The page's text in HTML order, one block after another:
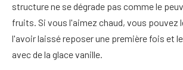
structure ne se dégrade pas comme le
fruits. Si vous l'aimez chaud, vous pouvez
l'avoir laissé reposer une première fois et
avec de la glace vanille.